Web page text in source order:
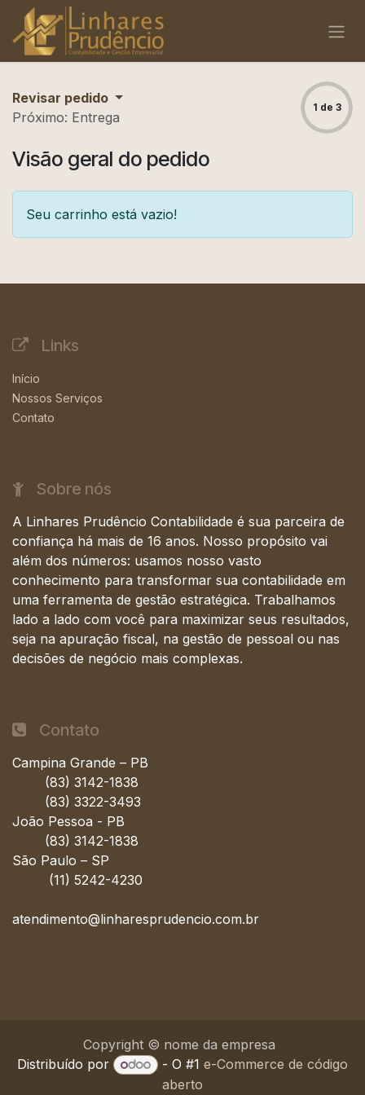
Pular para o conteúdo
Revisar pedido
Próximo: Entrega
1 de 3
Visão geral do pedido
Seu carrinho está vazio!
Links
Início
Nossos Serviços
Contato
Sobre nós
A Linhares Prudêncio Contabilidade é sua parceira de
confiança há mais de 16 anos. Nosso propósito vai
além dos números: usamos nosso vasto
conhecimento para transformar sua contabilidade em
uma ferramenta de gestão estratégica. Trabalhamos
lado a lado com você para maximizar seus resultados,
seja na apuração fiscal, na gestão de pessoal ou nas
decisões de negócio mais complexas.
Contato
Campina Grande – PB
(83) 3142-1838
(83) 3322-3493
João Pessoa - PB
(83) 3142-1838
São Paulo – SP
(11) 5242-4230
atendimento@linharesprudencio.com.br
Copyright © nome da empresa
Distribuído por
- O #1 e-Commerce de código
aberto